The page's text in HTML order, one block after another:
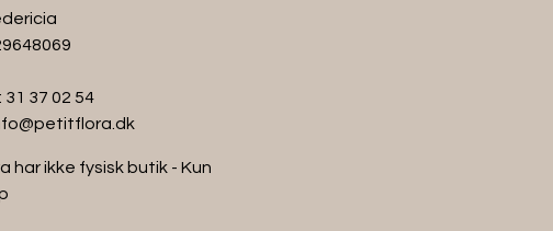
31 37 02 54
har ikke fysisk butik - Kun